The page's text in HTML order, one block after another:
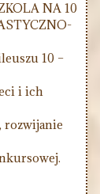
NA 10
10 –
i ich
rozwijanie